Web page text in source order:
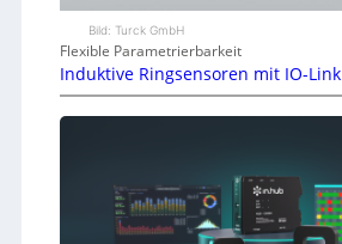
Bild: Turck GmbH
Flexible Parametrierbarkeit
Induktive Ringsensoren mit IO-Link